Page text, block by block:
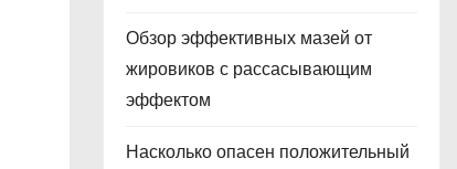
Обзор эффективных мазей от
жировиков с рассасывающим
эффектом
Насколько опасен положительный